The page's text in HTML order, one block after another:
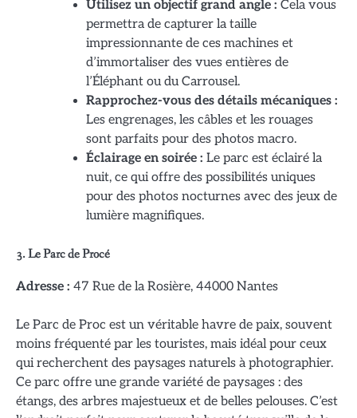
Utilisez un objectif grand angle : Cela vous
permettra de capturer la taille
impressionnante de ces machines et
d’immortaliser des vues entières de
l’Éléphant ou du Carrousel.
Rapprochez-vous des détails mécaniques :
Les engrenages, les câbles et les rouages
sont parfaits pour des photos macro.
Éclairage en soirée : Le parc est éclairé la
nuit, ce qui offre des possibilités uniques
pour des photos nocturnes avec des jeux de
lumière magnifiques.
3.Le Parc de Procé
Adresse : 47 Rue de la Rosière, 44000 Nantes
Le Parc de Proc est un véritable havre de paix, souvent
moins fréquenté par les touristes, mais idéal pour ceux
qui recherchent des paysages naturels à photographier.
Ce parc offre une grande variété de paysages : des
étangs, des arbres majestueux et de belles pelouses. C’est